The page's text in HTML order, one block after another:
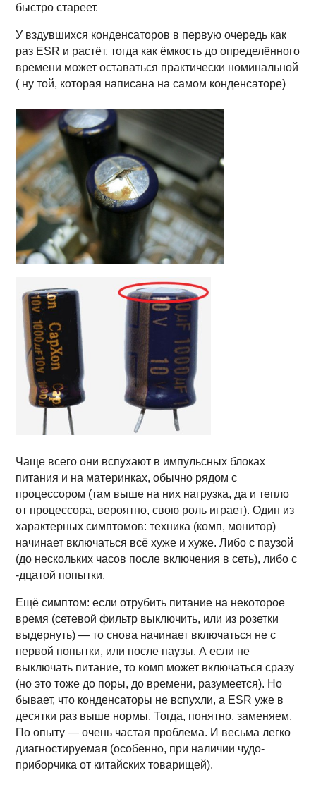
быстро стареет.
У вздувшихся конденсаторов в первую очередь как
раз ESR и растёт, тогда как ёмкость до определённого
времени может оставаться практически номинальной
( ну той, которая написана на самом конденсаторе)
Чаще всего они вспухают в импульсных блоках
питания и на материнках, обычно рядом с
процессором (там выше на них нагрузка, да и тепло
от процессора, вероятно, свою роль играет). Один из
характерных симптомов: техника (комп, монитор)
начинает включаться всё хуже и хуже. Либо с паузой
(до нескольких часов после включения в сеть), либо с
-дцатой попытки.
Ещё симптом: если отрубить питание на некоторое
время (сетевой фильтр выключить, или из розетки
выдернуть) — то снова начинает включаться не с
первой попытки, или после паузы. А если не
выключать питание, то комп может включаться сразу
(но это тоже до поры, до времени, разумеется). Но
бывает, что конденсаторы не вспухли, а ESR уже в
десятки раз выше нормы. Тогда, понятно, заменяем.
По опыту — очень частая проблема. И весьма легко
диагностируемая (особенно, при наличии чудо-
приборчика от китайских товарищей).